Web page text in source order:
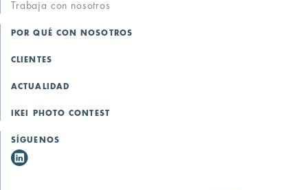
Trabaja con nosotros
POR QUÉ CON NOSOTROS
CLIENTES
ACTUALIDAD
IKEI PHOTO CONTEST
SÍGUENOS